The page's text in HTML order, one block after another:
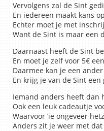
Vervolgens zal de Sint
En iedereen maakt kans
Echter moet je met
Want de Sint is maar een
Daarnaast heeft de Sint
En moet je zelf voor 5€
Daarmee kan je een
En krijg je van de Sint een
Iemand anders heeft dan
Ook een leuk cadeautje
Waarvoor ‘ie ongeveer
Anders zit je weer met dat